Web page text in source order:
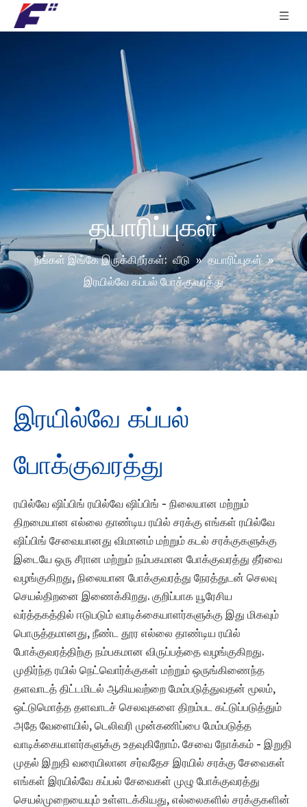
தயாரிப்புகள்
நீங்கள் இங்கே இருக்கிறீர்கள்: வீடு » தயாரிப்புகள் »
இரயில்வே கப்பல் போக்குவரத்து
இரயில்வே கப்பல்
போக்குவரத்து
ரயில்வே ஷிப்பிங் ரயில்வே ஷிப்பிங் - நிலையான மற்றும்
திறமையான எல்லை தாண்டிய ரயில் சரக்கு எங்கள் ரயில்வே
ஷிப்பிங் சேவையானது விமானம் மற்றும் கடல் சரக்குகளுக்கு
இடையே ஒரு சீரான மற்றும் நம்பகமான போக்குவரத்து தீர்வை
வழங்குகிறது, நிலையான போக்குவரத்து நேரத்துடன் செலவு
செயல்திறனை இணைக்கிறது. குறிப்பாக யூரேசிய
வர்த்தகத்தில் ஈடுபடும் வாடிக்கையாளர்களுக்கு இது மிகவும்
பொருத்தமானது, நீண்ட தூர எல்லை தாண்டிய ரயில்
போக்குவரத்திற்கு நம்பகமான விருப்பத்தை வழங்குகிறது.
முதிர்ந்த ரயில் நெட்வொர்க்குகள் மற்றும் ஒருங்கிணைந்த
தளவாடத் திட்டமிடல் ஆகியவற்றை மேம்படுத்துவதன் மூலம்,
ஒட்டுமொத்த தளவாடச் செலவுகளை திறம்பட கட்டுப்படுத்தும்
அதே வேளையில், டெலிவரி முன்கணிப்பை மேம்படுத்த
வாடிக்கையாளர்களுக்கு உதவுகிறோம். சேவை நோக்கம் - இறுதி
முதல் இறுதி வரையிலான சர்வதேச இரயில் சரக்கு சேவைகள்
எங்கள் இரயில்வே கப்பல் சேவைகள் முழு போக்குவரத்து
செயல்முறையையும் உள்ளடக்கியது, எல்லைகளில் சரக்குகளின்